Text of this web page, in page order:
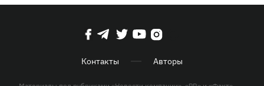
Контакты Авторы